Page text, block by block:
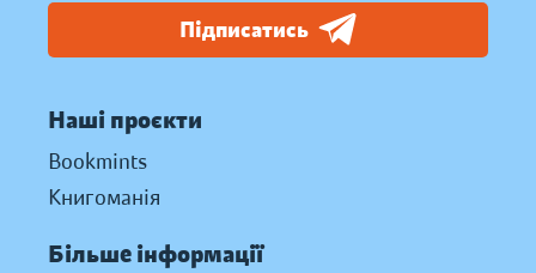
Підписатись
Наші проєкти
Bookmints
Книгоманія
Більше інформації